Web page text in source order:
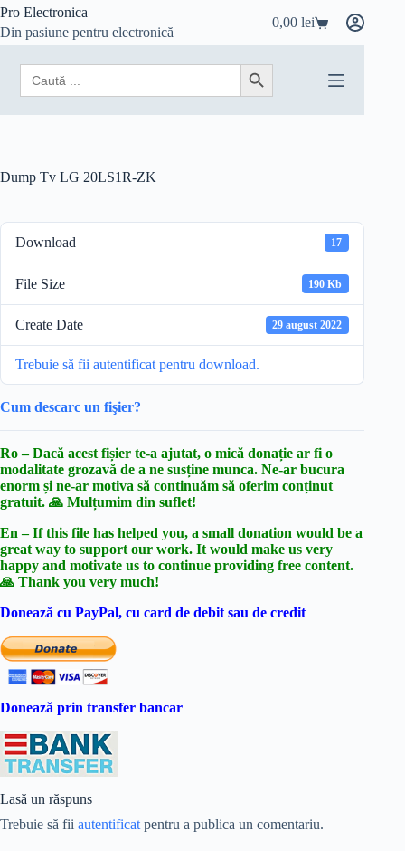
Sari
conținut
Pro Electronica
Din pasiune pentru electronică
Coș
de
cumpărături
0,00lei
Search
for:
Search Button
Dump Tv LG 20LS1R-ZK
Download 17
File Size 190 Kb
Create Date 29 august 2022
Trebuie să fii autentificat pentru download.
Cum descarc un fişier?
Ro – Dacă acest fișier te-a ajutat, o mică donație ar fi o
modalitate grozavă de a ne susține munca. Ne-ar bucura
enorm și ne-ar motiva să continuăm să oferim conținut
gratuit. 🙏 Mulțumim din suflet!
En – If this file has helped you, a small donation would be a
great way to support our work. It would make us very
happy and motivate us to continue providing free content.
🙏 Thank you very much!
Donează cu PayPal, cu card de debit sau de credit
Donează prin transfer bancar
Lasă un răspuns
Trebuie să fii autentificatpentru a publica un comentariu.